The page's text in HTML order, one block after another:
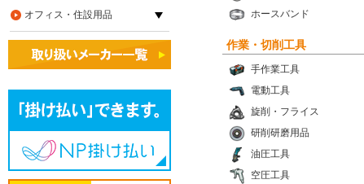
ホースバンド
作業・切削工具
手作業工具
電動工具
旋削・フライス
研削研磨用品
油圧工具
空圧工具
オフィス・住設用品